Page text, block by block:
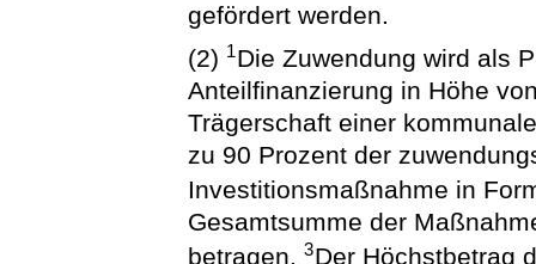
gefördert werden.
(2) 1Die Zuwendung wird als
Anteilfinanzierung in Höhe
Trägerschaft einer
zu 90 Prozent der
Investitionsmaßnahme in
Gesamtsumme der
betragen.3Der Höchstbetrag